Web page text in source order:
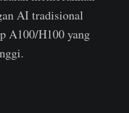
AI tradisional
A100/H100 yang